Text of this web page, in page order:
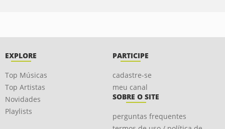
EXPLORE
Top Músicas
Top Artistas
Novidades
Playlists
PARTICIPE
cadastre-se
meu canal
SOBRE O SITE
perguntas frequentes